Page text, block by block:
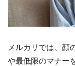
メルカリでは、顔
や最低限のマナー